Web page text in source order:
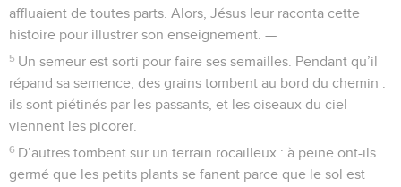
affluaient de toutes parts. Alors, Jésus leur raconta cette
histoire pour illustrer son enseignement. —
5 Un semeur est sorti pour faire ses semailles. Pendant qu’il
répand sa semence, des grains tombent au bord du chemin :
ils sont piétinés par les passants, et les oiseaux du ciel
viennent les picorer.
6 D’autres tombent sur un terrain rocailleux : à peine ont-ils
germé que les petits plants se fanent parce que le sol est